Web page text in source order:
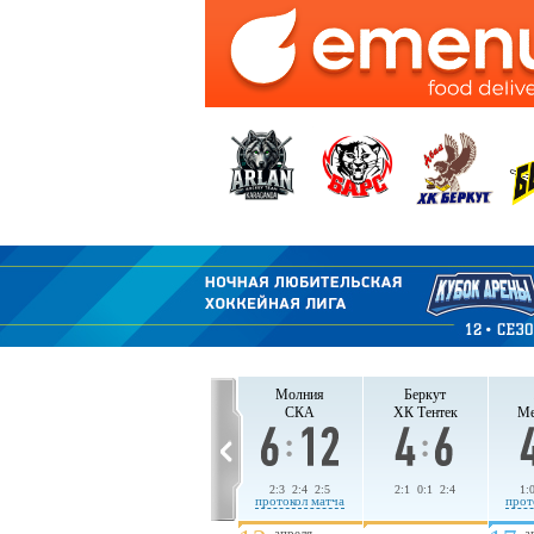
Молния
СКА
2:3 2:4 2:5
протокол матча
Беркут
ХК Тентек
2:1 0:1 2:4